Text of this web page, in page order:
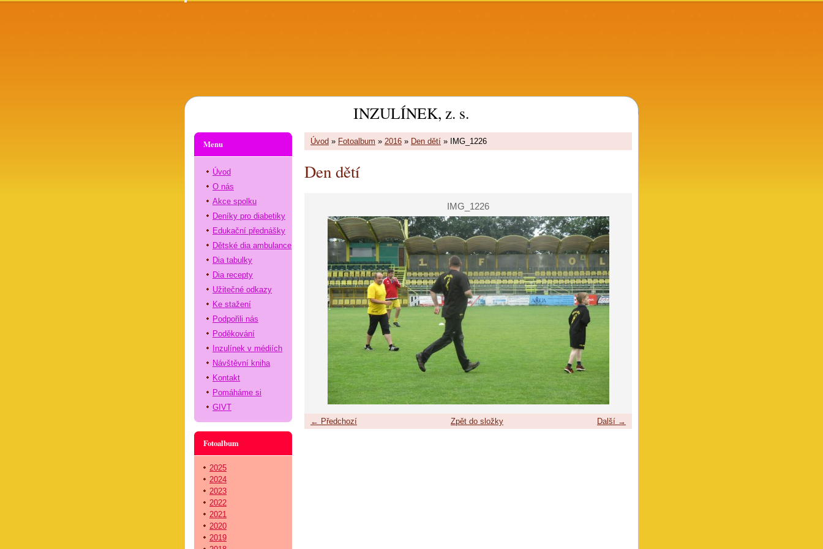
INZULÍNEK, z. s.
Úvod » Fotoalbum » 2016 » Den dětí » IMG_1226
Den dětí
IMG_1226
← Předchozí Další →
Zpět do složky
Menu
Úvod
O nás
Akce spolku
Deníky pro diabetiky
Edukační přednášky
Dětské dia ambulance
Dia tabulky
Dia recepty
Užitečné odkazy
Ke stažení
Podpořili nás
Poděkování
Inzulínek v médiích
Návštěvní kniha
Kontakt
Pomáháme si
GIVT
Fotoalbum
2025
2024
2023
2022
2021
2020
2019